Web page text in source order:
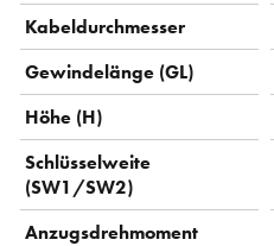
Kabeldurchmesser
Gewindelänge (GL)
Höhe (H)
Schlüsselweite
(SW1/SW2)
Anzugsdrehmoment